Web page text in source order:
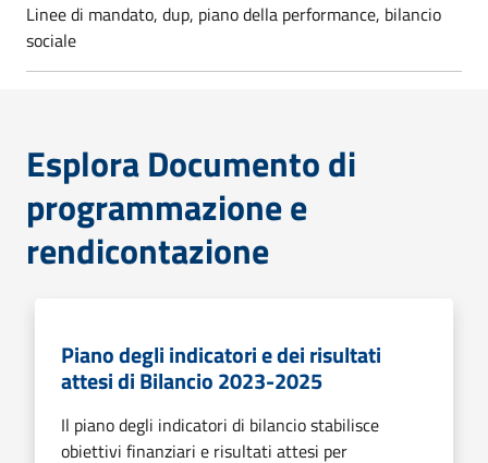
Linee di mandato, dup, piano della performance, bilancio
sociale
Esplora Documento di
programmazione e
rendicontazione
Piano degli indicatori e dei risultati
attesi di Bilancio 2023-2025
Il piano degli indicatori di bilancio stabilisce
obiettivi finanziari e risultati attesi per